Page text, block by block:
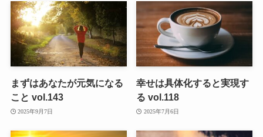
まずはあなたが元気になる
こと vol.143
2025年9月7日
幸せは具体化すると実現す
る vol.118
2025年7月6日